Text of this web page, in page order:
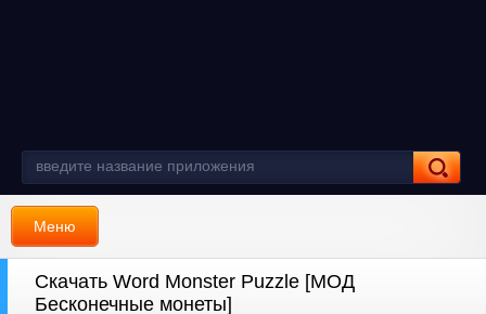
Меню
Скачать Word Monster Puzzle [МОД
Бесконечные монеты]